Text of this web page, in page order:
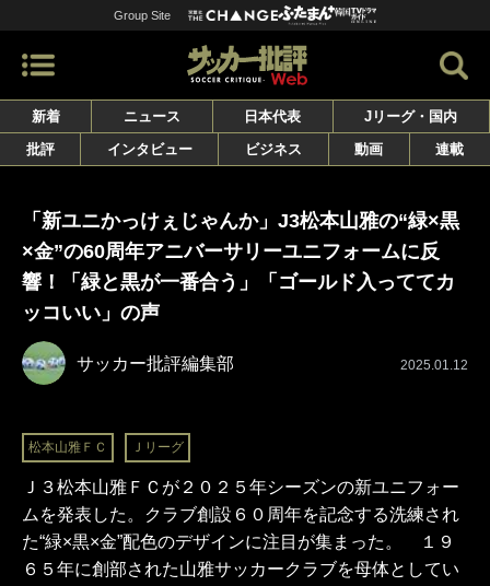
Group Site
新着 ニュース 日本代表
Jリーグ・国内
批評
インタビュー ビジネス 動画 連載
「新ユニかっけぇじゃんか」J3松本山雅の“緑×黒
×金”の60周年アニバーサリーユニフォームに反
響！「緑と黒が一番合う」「ゴールド入っててカ
ッコいい」の声
サッカー批評編集部 2025.01.12
松本山雅ＦＣ Ｊリーグ
Ｊ３松本山雅ＦＣが２０２５年シーズンの新ユニフォー
ムを発表した。クラブ創設６０周年を記念する洗練され
た“緑×黒×金”配色のデザインに注目が集まった。 １９
６５年に創部された山雅サッカークラブを母体としてい